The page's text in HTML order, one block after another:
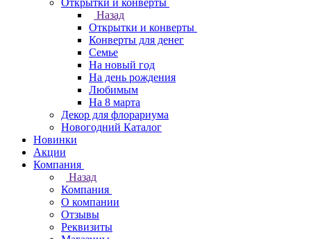
Открытки и конверты
Назад
Открытки и конверты
Конверты для денег
Семье
На новый год
На день рождения
Любимым
На 8 марта
Декор для флорариума
Новогодний Каталог
Новинки
Акции
Компания
Назад
Компания
О компании
Отзывы
Реквизиты